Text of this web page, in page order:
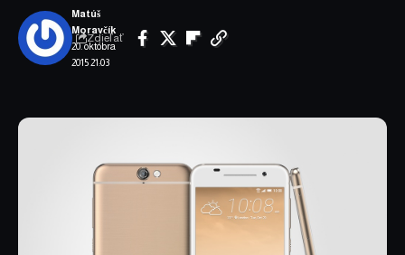
20. októbra
2015 21:03
Matúš
Moravčík
Zdieľať